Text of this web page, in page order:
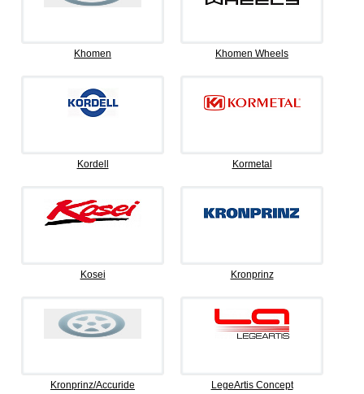
Khomen Khomen Wheels
Kordell Kormetal
Kosei Kronprinz
Kronprinz/Accuride LegeArtis Concept